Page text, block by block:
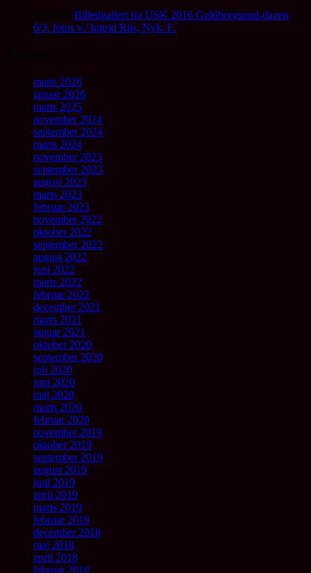
Billedgalleri fra USK 2016 Guldborgsund-dagen
6/3, fotos v./ Ingrid Riis, Nyk. F.
marts 2026
januar 2026
marts 2025
november 2024
september 2024
marts 2024
november 2023
september 2023
august 2023
marts 2023
februar 2023
november 2022
oktober 2022
september 2022
august 2022
juni 2022
marts 2022
februar 2022
december 2021
marts 2021
januar 2021
oktober 2020
september 2020
juli 2020
juni 2020
maj 2020
marts 2020
februar 2020
november 2019
oktober 2019
september 2019
august 2019
juni 2019
april 2019
marts 2019
februar 2019
december 2018
maj 2018
april 2018
februar 2018